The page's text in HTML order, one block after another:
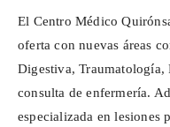
El Centro Médico
oferta con nuevas áreas
Digestiva,
consulta de enfermería.
especializada en lesiones